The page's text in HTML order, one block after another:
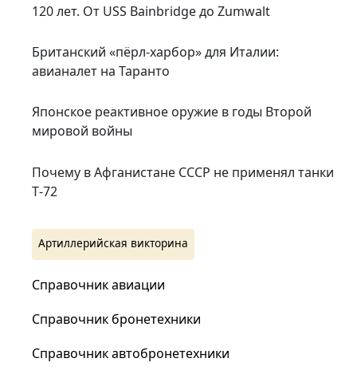
120 лет. От USS Bainbridge до Zumwalt
Британский «пёрл-харбор» для Италии:
авианалет на Таранто
Японское реактивное оружие в годы Второй
мировой войны
Почему в Афганистане СССР не применял танки
Т‑72
Артиллерийская викторина
Справочник авиации
Справочник бронетехники
Справочник автобронетехники